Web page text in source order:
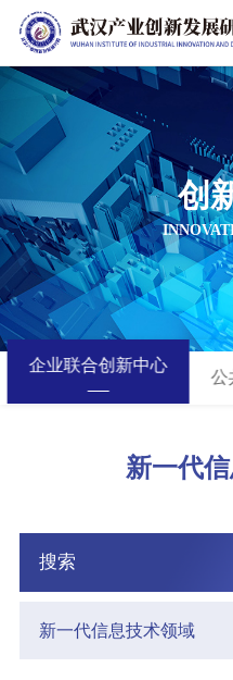
创
企业联合创新中心
公
新一代
新一代信息技术领域